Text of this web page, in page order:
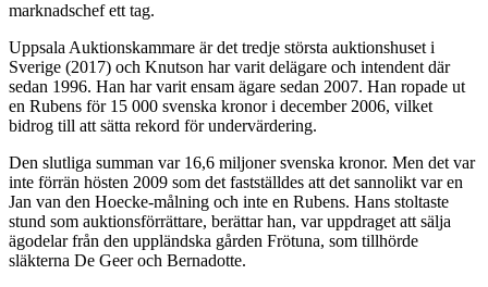
marknadschef ett tag.
Uppsala Auktionskammare är det tredje största auktionshuset i
Sverige (2017) och Knutson har varit delägare och intendent där
sedan 1996. Han har varit ensam ägare sedan 2007. Han ropade ut
en Rubens för 15 000 svenska kronor i december 2006, vilket
bidrog till att sätta rekord för undervärdering.
Den slutliga summan var 16,6 miljoner svenska kronor. Men det var
inte förrän hösten 2009 som det fastställdes att det sannolikt var en
Jan van den Hoecke-målning och inte en Rubens. Hans stoltaste
stund som auktionsförrättare, berättar han, var uppdraget att sälja
ägodelar från den uppländska gården Frötuna, som tillhörde
släkterna De Geer och Bernadotte.